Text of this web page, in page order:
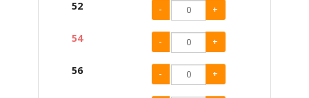
52 - +
54 - +
56 - +